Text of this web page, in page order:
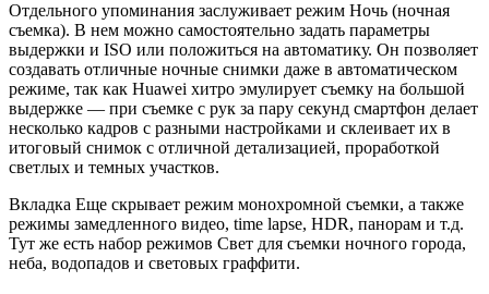
Отдельного упоминания заслуживает режим Ночь (ночная
съемка). В нем можно самостоятельно задать параметры
выдержки и ISO или положиться на автоматику. Он позволяет
создавать отличные ночные снимки даже в автоматическом
режиме, так как Huawei хитро эмулирует съемку на большой
выдержке — при съемке с рук за пару секунд смартфон делает
несколько кадров с разными настройками и склеивает их в
итоговый снимок с отличной детализацией, проработкой
светлых и темных участков.
Вкладка Еще скрывает режим монохромной съемки, а также
режимы замедленного видео, time lapse, HDR, панорам и т.д.
Тут же есть набор режимов Свет для съемки ночного города,
неба, водопадов и световых граффити.